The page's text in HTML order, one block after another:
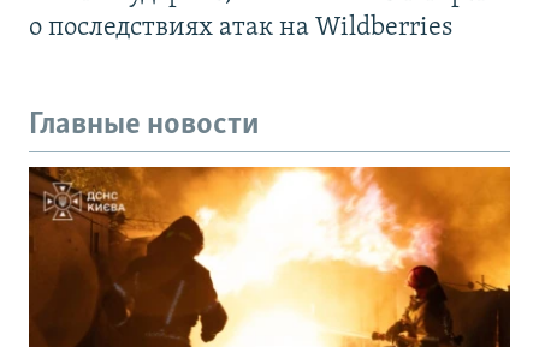
о последствиях атак на Wildberries
Главные новости